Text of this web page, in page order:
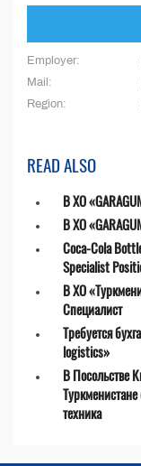
Employer:
Mail:
Region:
READ ALSO
В ХО
В ХО
Coca-Cola
Specialist
В ХО
Специалист
Требуется
logistics»
В Посольстве
техника